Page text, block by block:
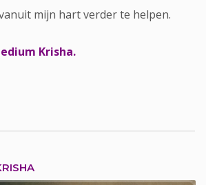
mijn hart verder te helpen.
Krisha.